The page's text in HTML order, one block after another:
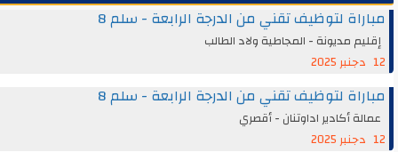
مباراة لتوظيف تقني من الدرجة الرابعة - سلم 8
إقليم مديونة - المجاطية ولاد الطالب
12 دجنبر 2025
مباراة لتوظيف تقني من الدرجة الرابعة - سلم 8
عمالة أكادير اداوتنان - أقصري
12 دجنبر 2025